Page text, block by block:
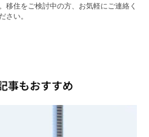
移住をご検討中の方、お気軽にご連絡く
ださい。
事もおすすめ